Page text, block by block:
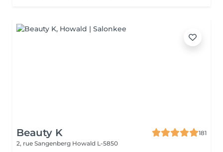
Beauty K
181
2, rue Sangenberg Howald L-5850